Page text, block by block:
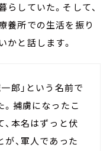
していた。そして、
養所での生活を振り
かと話します。
郎」という名前で
捕虜になったこ
本名はずっと伏
、軍人であった